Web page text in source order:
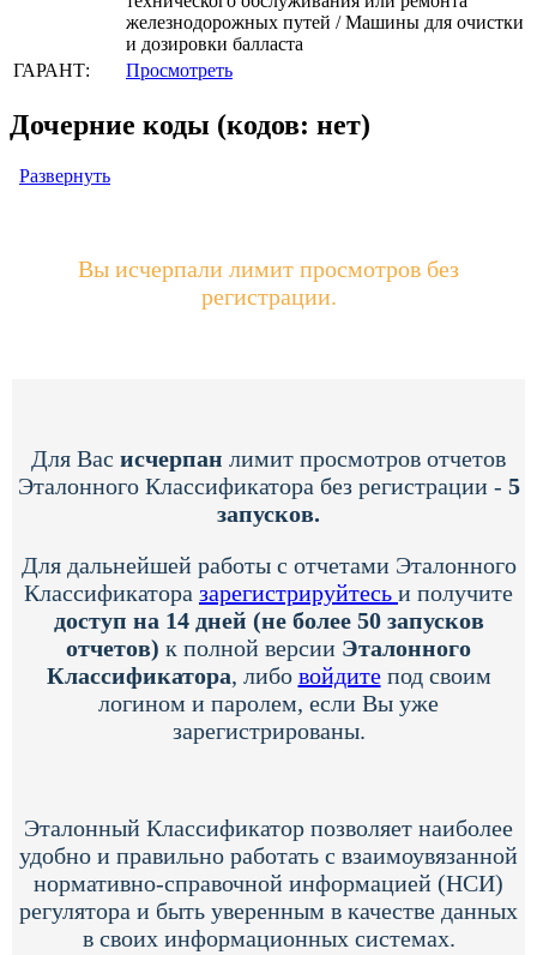
железнодорожных путей / Машины для очистки
и дозировки балласта
ГАРАНТ:
Просмотреть
Дочерние коды (кодов: нет)
Развернуть
Вы исчерпали лимит просмотров без
регистрации.
Для Вас исчерпан лимит просмотров отчетов
Эталонного Классификатора без регистрации - 5
запусков.
Для дальнейшей работы с отчетами Эталонного
Классификатора зарегистрируйтесь и получите
доступ на 14 дней (не более 50 запусков
отчетов) к полной версии Эталонного
Классификатора, либо войдитепод своим
логином и паролем, если Вы уже
зарегистрированы.
Эталонный Классификатор позволяет наиболее
удобно и правильно работать с взаимоувязанной
нормативно-справочной информацией (НСИ)
регулятора и быть уверенным в качестве данных
в своих информационных системах.